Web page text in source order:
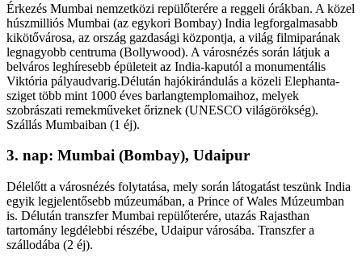
Érkezés Mumbai nemzetközi repülőterére a reggeli órákban. A közel
húszmilliós Mumbai (az egykori Bombay) India legforgalmasabb
kikötővárosa, az ország gazdasági központja, a világ filmiparának
legnagyobb centruma (Bollywood). A városnézés során látjuk a
belváros leghíresebb épületeit az India-kaputól a monumentális
Viktória pályaudvarig.Délután hajókirándulás a közeli Elephanta-
sziget több mint 1000 éves barlangtemplomaihoz, melyek
szobrászati remekműveket őriznek (UNESCO világörökség).
Szállás Mumbaiban (1 éj).
3. nap: Mumbai (Bombay), Udaipur
Délelőtt a városnézés folytatása, mely során látogatást teszünk India
egyik legjelentősebb múzeumában, a Prince of Wales Múzeumban
is. Délután transzfer Mumbai repülőterére, utazás Rajasthan
tartomány legdélebbi részébe, Udaipur városába. Transzfer a
szállodába (2 éj).